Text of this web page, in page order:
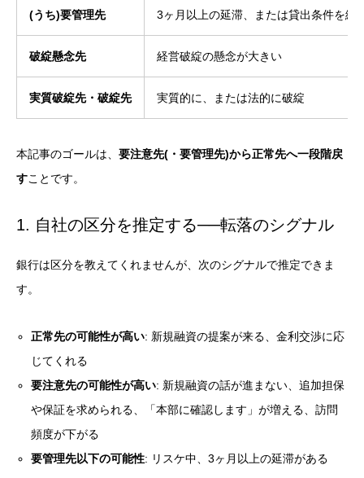
(うち)要管理先 3ヶ月以上の延滞、または貸出条件を緩
破綻懸念先 経営破綻の懸念が大きい
実質破綻先・破綻先 実質的に、または法的に破綻
本記事のゴールは、 要注意先(・要管理先)から正常先へ一段階戻
すことです。
1. 自社の区分を推定する──転落のシグナル
銀行は区分を教えてくれませんが、次のシグナルで推定できま
す。
正常先の可能性が高い: 新規融資の提案が来る、金利交渉に応
じてくれる
要注意先の可能性が高い: 新規融資の話が進まない、追加担保
や保証を求められる、「本部に確認します」が増える、訪問
頻度が下がる
要管理先以下の可能性: リスケ中、3ヶ月以上の延滞がある